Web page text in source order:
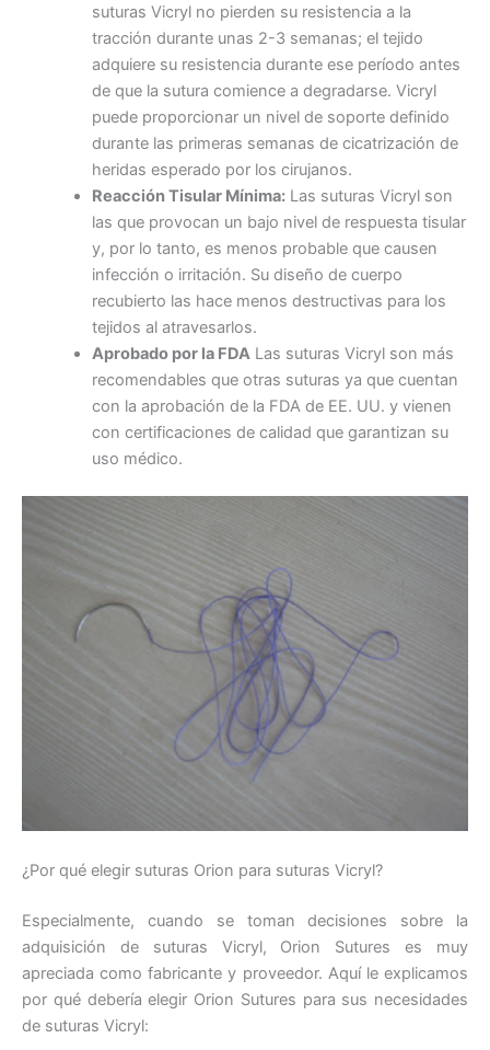
Nombre*
Correo*
Teléfono
Nombre De Empresa
suturas Vicryl no pierden su resistencia a la
tracción durante unas 2-3 semanas; el tejido
adquiere su resistencia durante ese período antes
de que la sutura comience a degradarse. Vicryl
puede proporcionar un nivel de soporte definido
durante las primeras semanas de cicatrización de
heridas esperado por los cirujanos.
Reacción Tisular Mínima: Las suturas Vicryl son
las que provocan un bajo nivel de respuesta tisular
y, por lo tanto, es menos probable que causen
infección o irritación. Su diseño de cuerpo
recubierto las hace menos destructivas para los
tejidos al atravesarlos.
Aprobado por la FDA Las suturas Vicryl son más
recomendables que otras suturas ya que cuentan
con la aprobación de la FDA de EE. UU. y vienen
con certificaciones de calidad que garantizan su
uso médico.
¿Por qué elegir suturas Orion para suturas Vicryl?
Especialmente, cuando se toman decisiones sobre la
adquisición de suturas Vicryl, Orion Sutures es muy
apreciada como fabricante y proveedor. Aquí le explicamos
por qué debería elegir Orion Sutures para sus necesidades
de suturas Vicryl: